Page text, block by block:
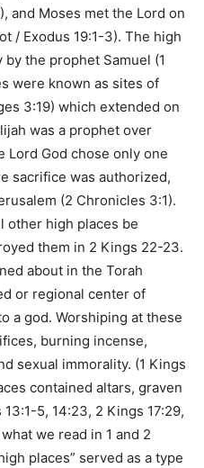
), and Moses met the Lord on
/ Exodus 19:1-3). The high
the prophet Samuel (1
were known as sites of
3:19) which extended on
was a prophet over
Lord God chose only one
sacrifice was authorized,
(2 Chronicles 3:1).
other high places be
them in 2 Kings 22-23.
about in the Torah
or regional center of
a god. Worshiping at these
burning incense,
sexual immorality. (1 Kings
contained altars, graven
13:1-5, 14:23, 2 Kings 17:29,
we read in 1 and 2
places” served as a type